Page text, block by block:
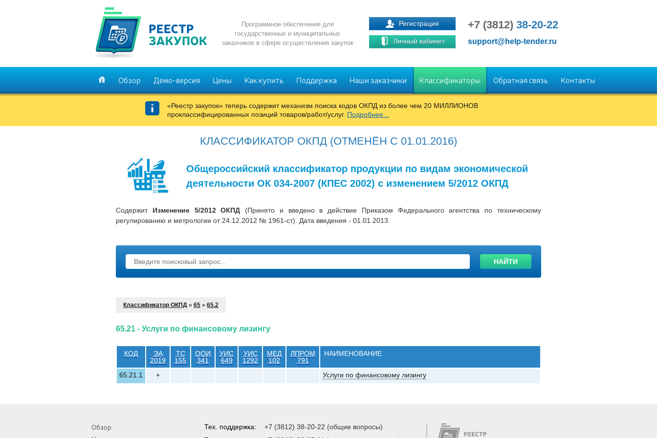
Программное обеспечение для
государственных и муниципальных
заказчиков в сфере осуществления закупок
Регистрация
Личный кабинет
+7 (3812) 38-20-22
support@help-tender.ru
Обзор Демо-версия Цены Как купить Поддержка Наши заказчики Классификаторы Обратная связь Контакты
«Реестр закупок» теперь содержит механизм поиска кодов ОКПД из более чем 20 МИЛЛИОНОВ
проклассифицированных позиций товаров/работ/услуг. Подробнее...
КЛАССИФИКАТОР ОКПД (ОТМЕНЁН С 01.01.2016)
Общероссийский классификатор продукции по видам экономической
деятельности ОК 034-2007 (КПЕС 2002) с изменением 5/2012 ОКПД
Содержит Изменение 5/2012 ОКПД (Принято и введено в действие Приказом Федерального агентства по техническому
регулированию и метрологии от 24.12.2012 № 1961-ст). Дата введения - 01.01.2013.
НАЙТИ
Классификатор ОКПД » 65 » 65.2
65.21 - Услуги по финансовому лизингу
КОД
ЭА
2019
ТС
155
ООИ
341
УИС
649
УИС
1292
МЕД
102
ЛПРОМ
791
НАИМЕНОВАНИЕ
65.21.1 + Услуги по финансовому лизингу
Обзор
Тех. поддержка:
+7 (3812) 38-20-22 (общие вопросы)